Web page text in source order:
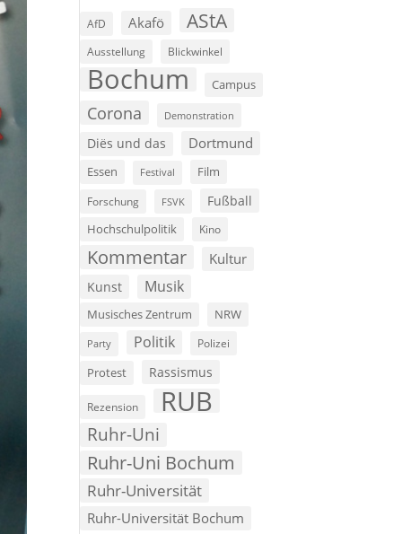
AfD Akafö AStA
Ausstellung Blickwinkel
Bochum Campus
Corona Demonstration
Diës und das Dortmund
Essen Festival Film
Forschung FSVK Fußball
Hochschulpolitik Kino
Kommentar Kultur
Kunst Musik
Musisches Zentrum NRW
Party Politik Polizei
Protest Rassismus
Rezension RUB
Ruhr-Uni
Ruhr-Uni Bochum
Ruhr-Universität
Ruhr-Universität Bochum